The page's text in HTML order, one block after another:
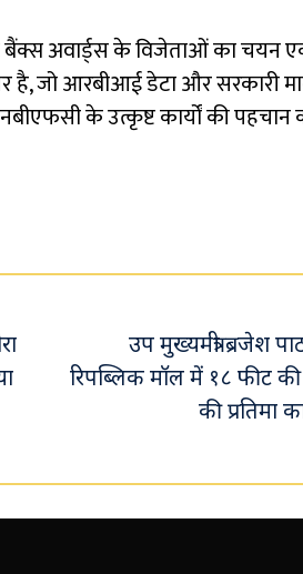
अवार्ड्स के विजेताओं का चयन
है, जो आरबीआई डेटा और सरकारी
के उत्कृष्ट कार्यों की पहचान
उप मुख्यमंत्री ब्रजेश
रिपब्लिक मॉल में १८ फीट की
की प्रतिमा